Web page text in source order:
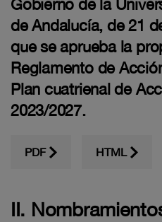
Gobierno de la
de Andalucía, de 21
que se aprueba la
Reglamento de
Plan cuatrienal de
2023/2027.
PDF HTML
II.